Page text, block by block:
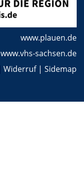
www.plauen.de
www.vhs-sachsen.de
Widerruf| Sidemap